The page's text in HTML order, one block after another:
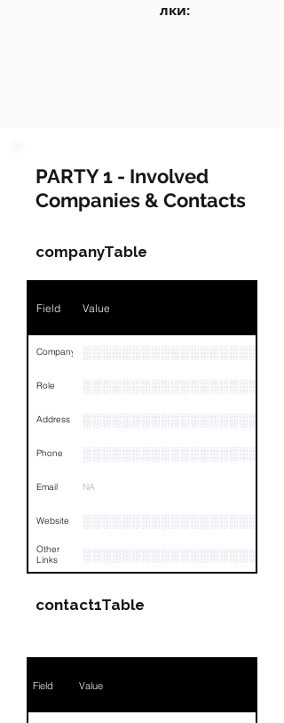
лки:
PARTY 1 - Involved
Companies & Contacts
companyTable
Field Value
Company ░░░░░░░░░░░░░░░░░░
Role
Address
Phone
Email NA
Website
Other
Links
contact1Table
Field Value